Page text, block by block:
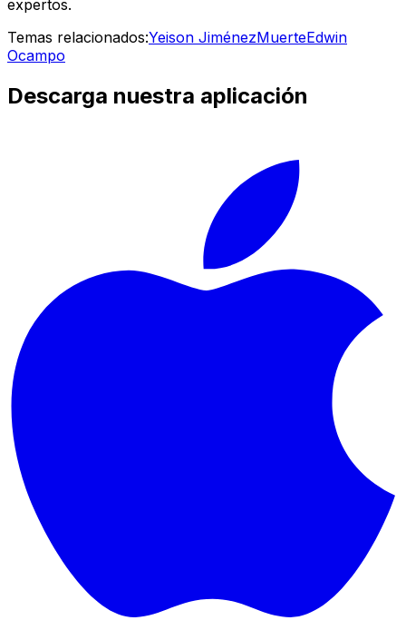
expertos.
Temas relacionados:Yeison JiménezMuerteEdwin
Ocampo
Descarga nuestra aplicación